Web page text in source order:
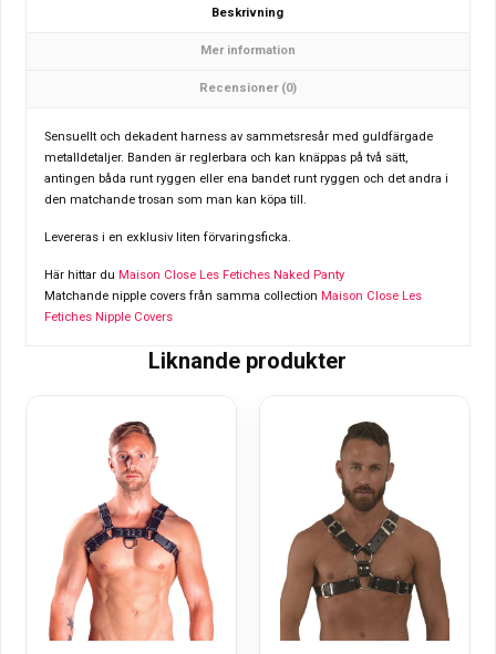
Beskrivning
Mer information
Recensioner (0)
Sensuellt och dekadent harness av sammetsresår med guldfärgade
metalldetaljer. Banden är reglerbara och kan knäppas på två sätt,
antingen båda runt ryggen eller ena bandet runt ryggen och det andra i
den matchande trosan som man kan köpa till.
Levereras i en exklusiv liten förvaringsficka.
Här hittar du Maison Close Les Fetiches Naked Panty
Matchande nipple covers från samma collection Maison Close Les
Fetiches Nipple Covers
Liknande produkter